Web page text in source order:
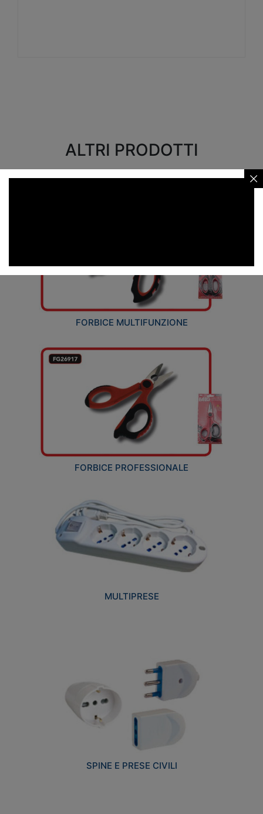
ALTRI PRODOTTI
FORBICE MULTIFUNZIONE
FORBICE PROFESSIONALE
MULTIPRESE
SPINE E PRESE CIVILI